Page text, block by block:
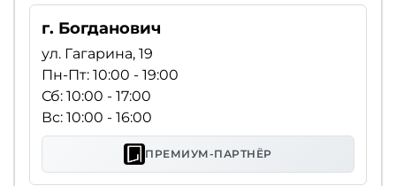
г. Богданович
ул. Гагарина, 19
Пн-Пт: 10:00 - 19:00
Сб: 10:00 - 17:00
Вс: 10:00 - 16:00
ПРЕМИУМ-ПАРТНЁР